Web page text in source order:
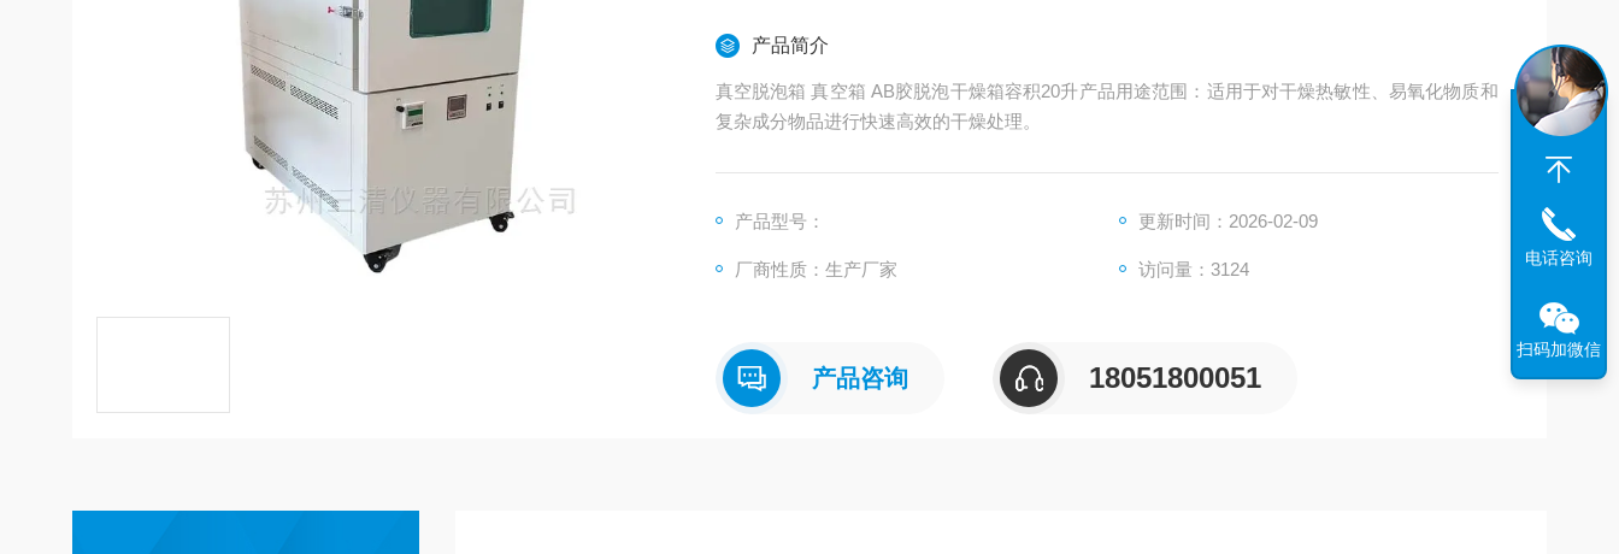
产品简介
真空脱泡箱 真空箱 AB胶脱泡干燥箱容积20升产品用途范围：适用于对干燥热敏性、易氧化物质和
复杂成分物品进行快速高效的干燥处理。
产品型号： 更新时间：2026-02-09
厂商性质：生产厂家 访问量：3124
产品咨询 18051800051
电话咨询
扫码加微信